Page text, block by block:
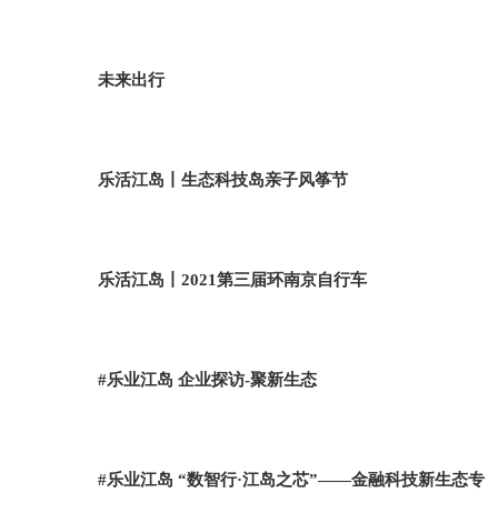
未来出行
乐活江岛丨生态科技岛亲子风筝节
乐活江岛丨2021第三届环南京自行车
#乐业江岛 企业探访-聚新生态
#乐业江岛 “数智行·江岛之芯”——金融科技新生态专